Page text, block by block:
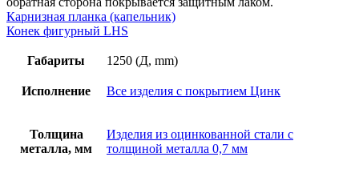
Карнизная планка (капельник)
Конек фигурный LHS
Габариты 1250 (Д, mm)
Исполнение Все изделия с покрытием Цинк
Толщина
металла, мм
Изделия из оцинкованной стали с
толщиной металла 0,7 мм